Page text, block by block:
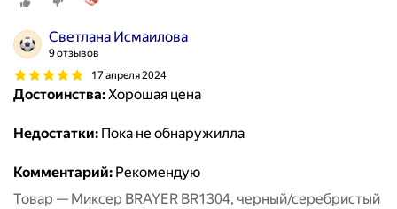
Светлана Исмаилова
9 отзывов
17 апреля 2024
Достоинства:Хорошая цена
Недостатки: Пока не обнаружилла
Комментарий: Рекомендую
Товар — Миксер BRAYER BR1304, черный/серебристый